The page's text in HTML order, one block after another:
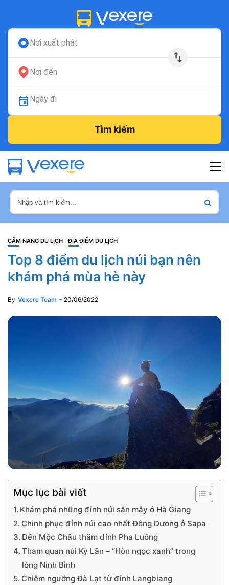
Nơi xuất phát
Nơi đến
Ngày đi
Tìm kiếm
CẨM NANG DU LỊCH ĐỊA ĐIỂM DU LỊCH
Top 8 điểm du lịch núi bạn nên
khám phá mùa hè này
By Vexere Team 20/06/2022
Mục lục bài viết
Khám phá những đỉnh núi săn mây ở Hà Giang
Chinh phục đỉnh núi cao nhất Đông Dương ở Sapa
Đến Mộc Châu thăm đỉnh Pha Luông
Tham quan núi Kỳ Lân – “Hòn ngọc xanh” trong
lòng Ninh Bình
Chiêm ngưỡng Đà Lạt từ đỉnh Langbiang